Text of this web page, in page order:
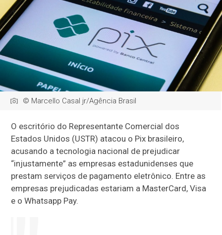
© Marcello Casal jr/Agência Brasil
O escritório do Representante Comercial dos
Estados Unidos (USTR) atacou o Pix brasileiro,
acusando a tecnologia nacional de prejudicar
“injustamente” as empresas estadunidenses que
prestam serviços de pagamento eletrônico. Entre as
empresas prejudicadas estariam a MasterCard, Visa
e o Whatsapp Pay.